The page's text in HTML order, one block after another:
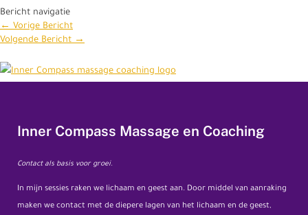
Bericht navigatie
← Vorige Bericht
Volgende Bericht →
Inner Compass Massage en Coaching
Contact als basis voor groei.
In mijn sessies raken we lichaam en geest aan. Door middel van aanraking
maken we contact met de diepere lagen van het lichaam en de geest,